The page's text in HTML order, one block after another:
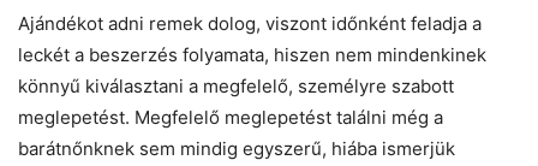
Ajándékot adni remek dolog, viszont időnként feladja a
leckét a beszerzés folyamata, hiszen nem mindenkinek
könnyű kiválasztani a megfelelő, személyre szabott
meglepetést. Megfelelő meglepetést találni még a
barátnőnknek sem mindig egyszerű, hiába ismerjük